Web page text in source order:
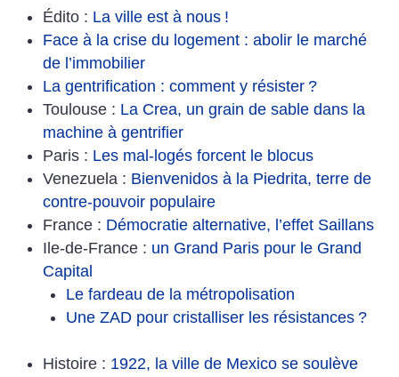
Édito : La ville est à nous !
Face à la crise du logement : abolir le marché
de l’immobilier
La gentrification : comment y résister ?
Toulouse : La Crea, un grain de sable dans la
machine à gentrifier
Paris : Les mal-logés forcent le blocus
Venezuela : Bienvenidos à la Piedrita, terre de
contre-pouvoir populaire
France : Démocratie alternative, l’effet Saillans
Ile-de-France : un Grand Paris pour le Grand
Capital
Le fardeau de la métropolisation
Une ZAD pour cristalliser les résistances ?
Histoire : 1922, la ville de Mexico se soulève